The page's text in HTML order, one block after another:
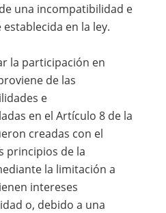
una incompatibilidad e
en la ley.
la participación en
de las
e
en el Artículo 8 de la
creadas con el
principios de la
la limitación a
intereses
o, debido a una